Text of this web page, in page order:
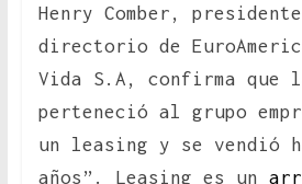
Henry Comber,
directorio de
Vida S.A, confirma que
perteneció al grupo
un leasing y se vendió
años”. Leasing es un